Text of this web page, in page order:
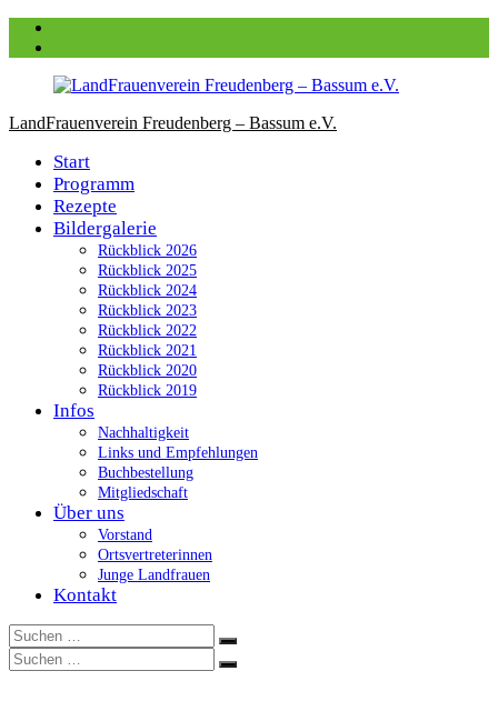
Zum
Inhalt
LandFrauenverein Freudenberg – Bassum e.V.
Start
Programm
Rezepte
Bildergalerie
Rückblick 2026
Rückblick 2025
Rückblick 2024
Rückblick 2023
Rückblick 2022
Rückblick 2021
Rückblick 2020
Rückblick 2019
Infos
Nachhaltigkeit
Links und Empfehlungen
Buchbestellung
Mitgliedschaft
Über uns
Vorstand
Ortsvertreterinnen
Junge Landfrauen
Kontakt
Suchen
nach:
Suchen
Suchen
nach:
Suchen